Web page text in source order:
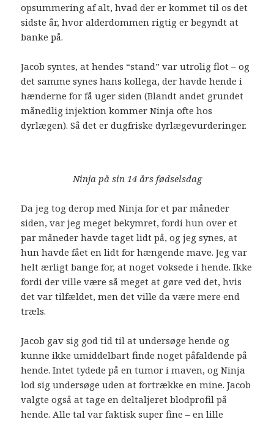
opsummering af alt, hvad der er kommet til os det
sidste år, hvor alderdommen rigtig er begyndt at
banke på.
Jacob syntes, at hendes “stand” var utrolig flot – og
det samme synes hans kollega, der havde hende i
hænderne for få uger siden (Blandt andet grundet
månedlig injektion kommer Ninja ofte hos
dyrlægen). Så det er dugfriske dyrlægevurderinger.
Ninja på sin 14 års fødselsdag
Da jeg tog derop med Ninja for et par måneder
siden, var jeg meget bekymret, fordi hun over et
par måneder havde taget lidt på, og jeg synes, at
hun havde fået en lidt for hængende mave. Jeg var
helt ærligt bange for, at noget voksede i hende. Ikke
fordi der ville være så meget at gøre ved det, hvis
det var tilfældet, men det ville da være mere end
træls.
Jacob gav sig god tid til at undersøge hende og
kunne ikke umiddelbart finde noget påfaldende på
hende. Intet tydede på en tumor i maven, og Ninja
lod sig undersøge uden at fortrække en mine. Jacob
valgte også at tage en deltaljeret blodprofil på
hende. Alle tal var faktisk super fine – en lille